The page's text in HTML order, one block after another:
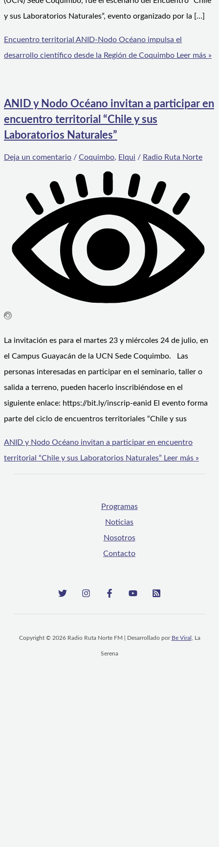
y sus Laboratorios Naturales”, evento organizado por la […]
Encuentro territorial ANID-Nodo Océano impulsa el
desarrollo científico desde la Región de Coquimbo Leer más »
ANID y Nodo Océano invitan a participar en
encuentro territorial “Chile y sus
Laboratorios Naturales”
Deja un comentario / Coquimbo, Elqui / Radio Ruta Norte
La invitación es para el martes 23 y miércoles 24 de julio, en
el Campus Guayacán de la UCN Sede Coquimbo. Las
personas interesadas en participar en el seminario, taller o
salida a terreno, pueden hacerlo inscribiéndose en el
siguiente enlace: https://bit.ly/inscrip-eanid El evento forma
parte del ciclo de encuentros territoriales “Chile y sus
ANID y Nodo Océano invitan a participar en encuentro
territorial “Chile y sus Laboratorios Naturales” Leer más »
Programas
Noticias
Nosotros
Contacto
Copyright © 2026 Radio Ruta Norte FM | Desarrollado por Be Viral , La
Serena